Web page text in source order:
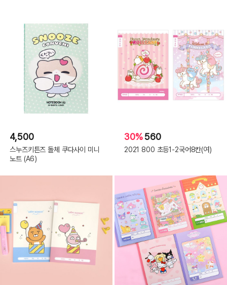
4,500
스누즈키튼즈 돌체 쿠다사이 미니
노트 (A6)
30%560
2021 800 초등1-2국어8칸(여)